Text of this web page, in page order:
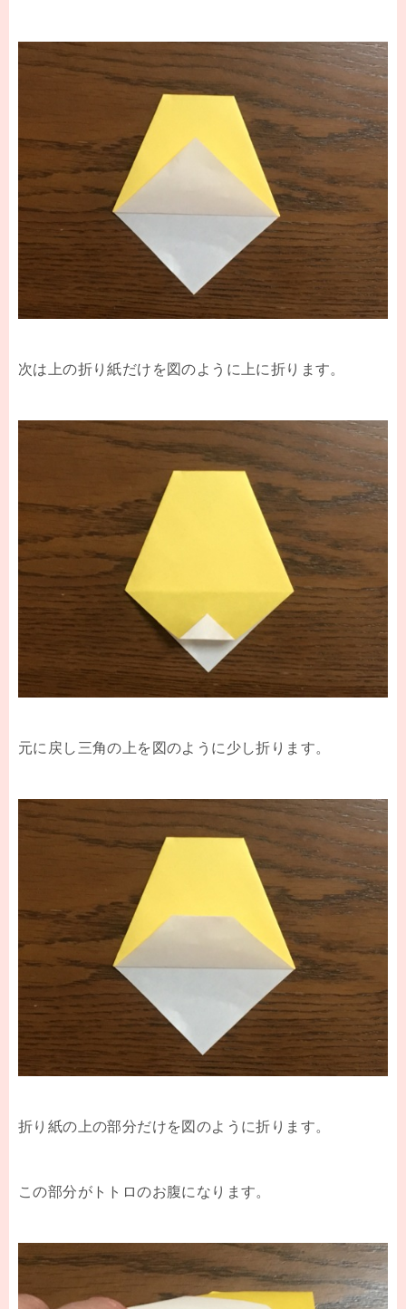
次は上の折り紙だけを図のように上に折ります。
元に戻し三角の上を図のように少し折ります。
折り紙の上の部分だけを図のように折ります。
この部分がトトロのお腹になります。